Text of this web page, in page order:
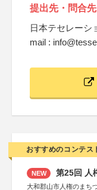
提出先・問合先
日本テセレーシ
mail :
おすすめのコンテス
NEW 第25回 人
大和郡山市人権のまち